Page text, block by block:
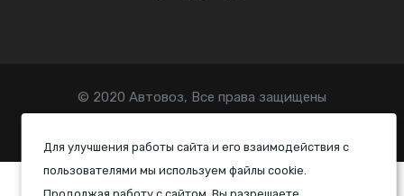
Для улучшения работы сайта и его взаимодействия с
пользователями мы используем файлы cookie.
© 2020 Автовоз, Все права защищены